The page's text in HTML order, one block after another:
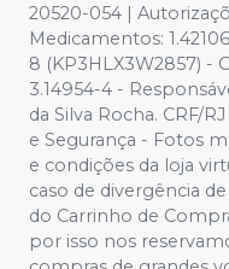
20520-054 |
Medicamentos:
8 (KP3HLX3W2857) -
3.14954-4 -
da Silva Rocha. CRF/
e Segurança - Fotos
e condições da loja
caso de divergência
do Carrinho de
por isso nos